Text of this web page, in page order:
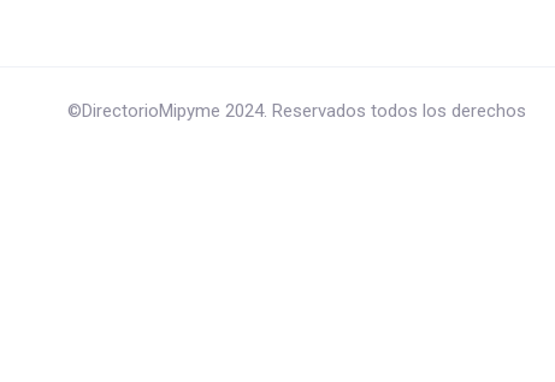
©DirectorioMipyme 2024. Reservados todos los derechos